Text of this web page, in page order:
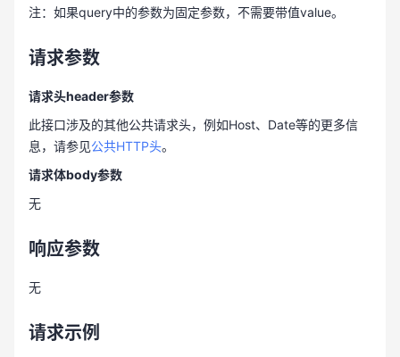
注：如果query中的参数为固定参数，不需要带值value。
请求参数
请求头header参数
此接口涉及的其他公共请求头，例如Host、Date等的更多信
息，请参见公共HTTP头。
请求体body参数
无
响应参数
无
请求示例